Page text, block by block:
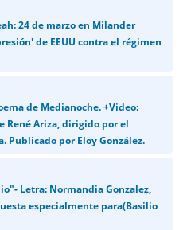
24 de marzo en Milander
de EEUU contra el régimen
de Medianoche. +Video:
René Ariza, dirigido por el
Publicado por Eloy González.
Letra: Normandia Gonzalez,
especialmente para(Basilio